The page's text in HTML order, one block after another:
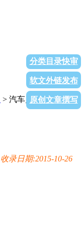
分类目录快审
软文外链发布
原创文章撰写
> 汽车点评
收录日期:2015-10-26